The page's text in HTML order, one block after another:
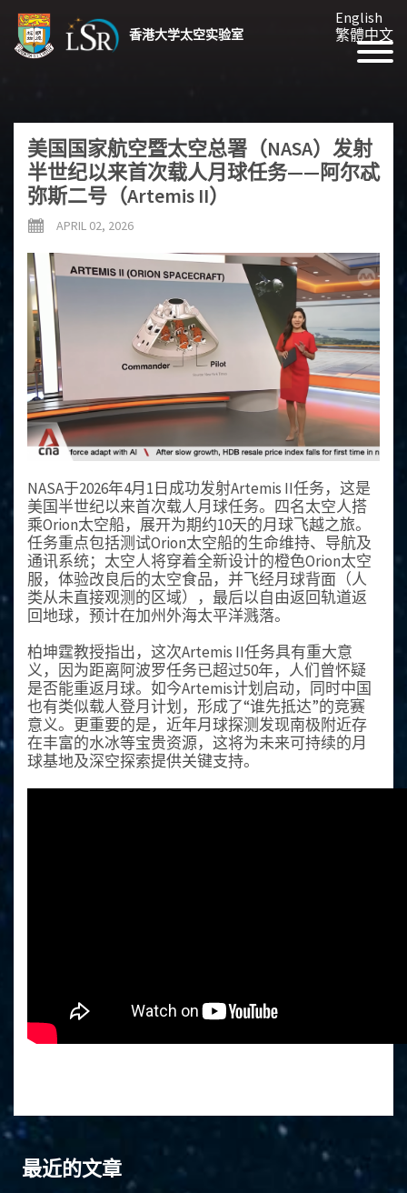
香港大学太空实验室
English
繁體中文
美国国家航空暨太空总署（NASA）发射
半世纪以来首次载人月球任务——阿尔忒
弥斯二号（Artemis II）
APRIL 02, 2026
NASA于2026年4月1日成功发射Artemis II任务，这是
美国半世纪以来首次载人月球任务。四名太空人搭
乘Orion太空船，展开为期约10天的月球飞越之旅。
任务重点包括测试Orion太空船的生命维持、导航及
通讯系统；太空人将穿着全新设计的橙色Orion太空
服，体验改良后的太空食品，并飞经月球背面（人
类从未直接观测的区域），最后以自由返回轨道返
回地球，预计在加州外海太平洋溅落。
柏坤霆教授指出，这次Artemis II任务具有重大意
义，因为距离阿波罗任务已超过50年，人们曾怀疑
是否能重返月球。如今Artemis计划启动，同时中国
也有类似载人登月计划，形成了“谁先抵达”的竞赛
意义。更重要的是，近年月球探测发现南极附近存
在丰富的水冰等宝贵资源，这将为未来可持续的月
球基地及深空探索提供关键支持。
最近的文章